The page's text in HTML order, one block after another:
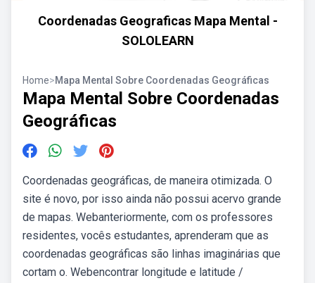
Coordenadas Geograficas Mapa Mental -
SOLOLEARN
Home>Mapa Mental Sobre Coordenadas Geográficas
Mapa Mental Sobre Coordenadas
Geográficas
Coordenadas geográficas, de maneira otimizada. O
site é novo, por isso ainda não possui acervo grande
de mapas. Webanteriormente, com os professores
residentes, vocês estudantes, aprenderam que as
coordenadas geográficas são linhas imaginárias que
cortam o. Webencontrar longitude e latitude /